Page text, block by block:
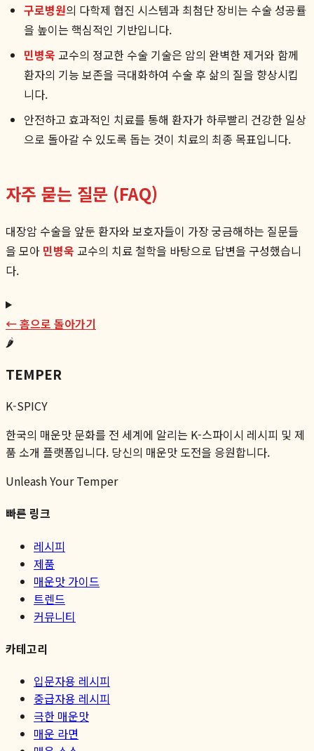
구로병원의 다학제 협진 시스템과 최첨단 장비는 수술 성공률
을 높이는 핵심적인 기반입니다.
민병욱 교수의 정교한 수술 기술은 암의 완벽한 제거와 함께
환자의 기능 보존을 극대화하여 수술 후 삶의 질을 향상시킵
니다.
안전하고 효과적인 치료를 통해 환자가 하루빨리 건강한 일상
으로 돌아갈 수 있도록 돕는 것이 치료의 최종 목표입니다.
자주 묻는 질문 (FAQ)
대장암 수술을 앞둔 환자와 보호자들이 가장 궁금해하는 질문들
을 모아 민병욱 교수의 치료 철학을 바탕으로 답변을 구성했습니
다.
← 홈으로 돌아가기
🌶️
TEMPER
K-SPICY
한국의 매운맛 문화를 전 세계에 알리는 K-스파이시 레시피 및 제
품 소개 플랫폼입니다. 당신의 매운맛 도전을 응원합니다.
Unleash Your Temper
빠른 링크
레시피
제품
매운맛 가이드
트렌드
커뮤니티
카테고리
입문자용 레시피
중급자용 레시피
극한 매운맛
매운 라면